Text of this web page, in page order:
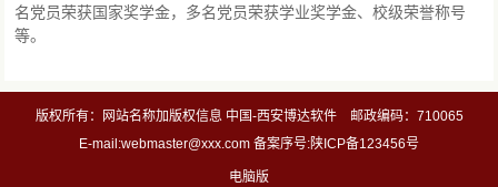
名党员荣获国家奖学金，多名党员荣获学业奖学金、校级荣誉称号
等。
版权所有：网站名称加版权信息 中国-西安博达软件 邮政编码：710065
E-mail:webmaster@xxx.com 备案序号:陕ICP备123456号
电脑版